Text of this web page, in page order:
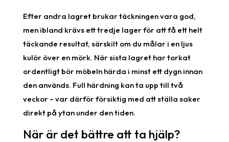
Efter andra lagret brukar täckningen vara god,
men ibland krävs ett tredje lager för att få ett helt
täckande resultat, särskilt om du målar i en ljus
kulör över en mörk. När sista lagret har torkat
ordentligt bör möbeln härda i minst ett dygn innan
den används. Full härdning kan ta upp till två
veckor – var därför försiktig med att ställa saker
direkt på ytan under den tiden.
När är det bättre att ta hjälp?